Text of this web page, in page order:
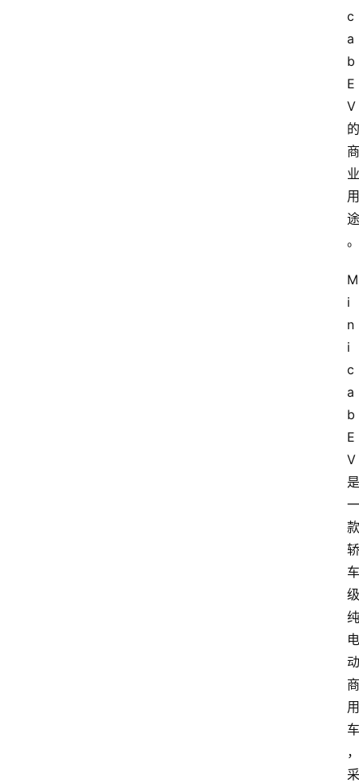
c
a
b
E
V
的
商
业
用
途
。
M
i
n
i
c
a
b
E
V
是
一
款
轿
车
级
纯
电
动
商
用
车
，
采